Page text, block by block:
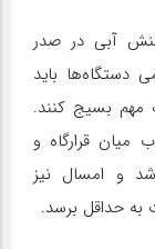
آبی در صدر
دستگاه‌ها باید
مهم بسیج کنند.
قرارگاه و
و امسال نیز
به حداقل برسد.